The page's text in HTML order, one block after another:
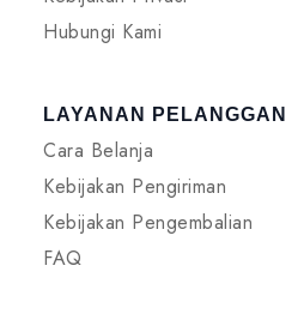
Hubungi Kami
LAYANAN PELANGGAN
Cara Belanja
Kebijakan Pengiriman
Kebijakan Pengembalian
FAQ